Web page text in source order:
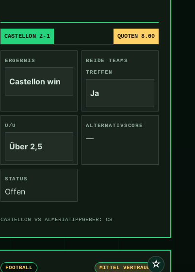
CASTELLON 2-1 QUOTEN 8.00
ERGEBNIS
Castellon win
BEIDE TEAMS
TREFFEN
Ja
Ü/U
Über 2,5
ALTERNATIVSCORE
—
STATUS
Offen
CASTELLON VS ALMERIATIPPGEBER: CS
☆
FOOTBALL MITTEL VERTRAUEN